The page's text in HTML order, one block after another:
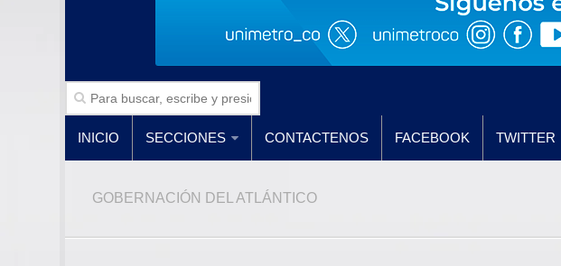
INICIO SECCIONES CONTACTENOS FACEBOOK TWITTER
GOBERNACIÓN DEL ATLÁNTICO